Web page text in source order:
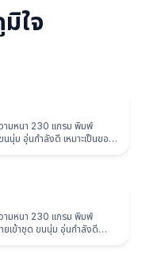
ใจ
ามหนา 230 แกรม พิมพ์
นุ่ม อุ่นกำลังดี เหมาะเป็นของ
ามหนา 230 แกรม พิมพ์
เข้าชุด ขนนุ่ม อุ่นกำลังดี